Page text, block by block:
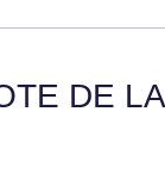
DE LA